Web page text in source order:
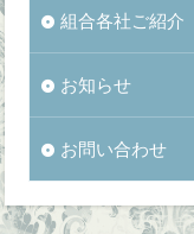
組合各社ご紹介
お知らせ
お問い合わせ